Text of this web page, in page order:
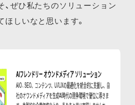
、ぜひ私たちのソリューション
ほしいなと思います。